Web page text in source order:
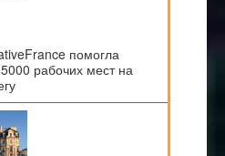
помогла
рабочих мест на